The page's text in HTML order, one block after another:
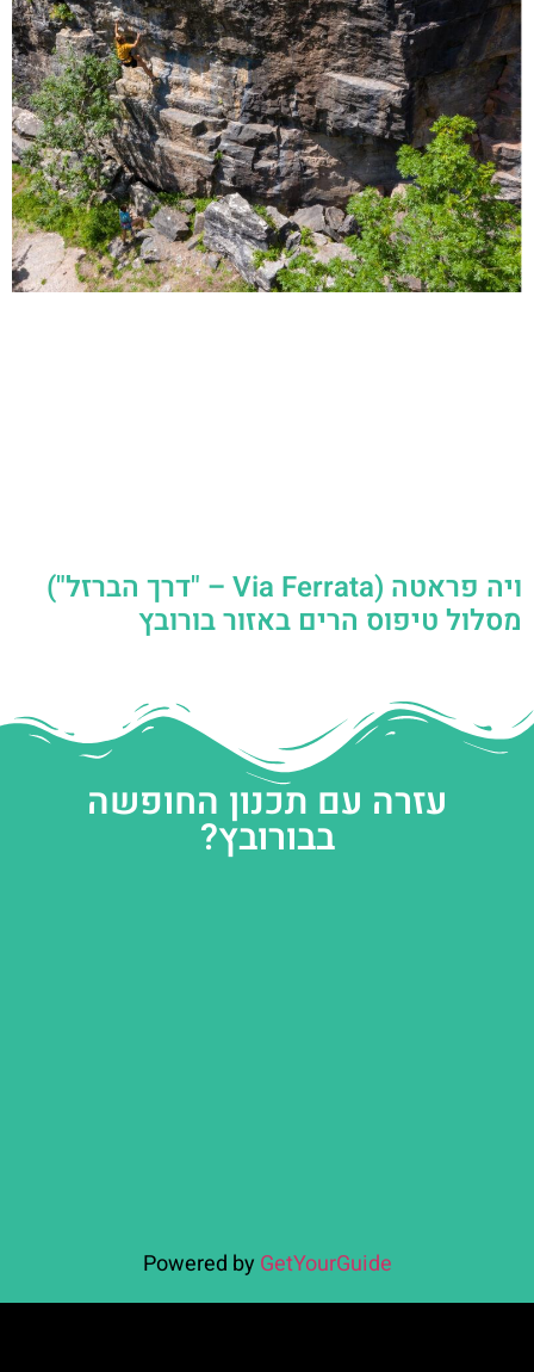
ויה פראטה (Via Ferrata – "דרך הברזל")
מסלול טיפוס הרים באזור בורובץ
עזרה עם תכנון החופשה
בבורובץ?
Powered by GetYourGuide